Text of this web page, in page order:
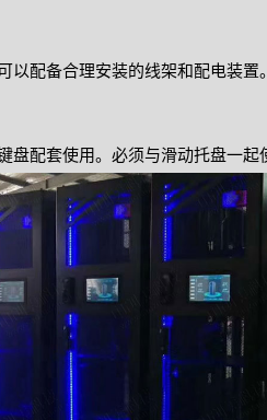
配备合理安装的线架和配电装置
配套使用。必须与滑动托盘一起